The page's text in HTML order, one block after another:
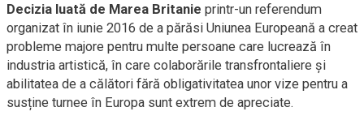
Decizia luată de Marea Britanie printr-un referendum
organizat în iunie 2016 de a părăsi Uniunea Europeană a creat
probleme majore pentru multe persoane care lucrează în
industria artistică, în care colaborările transfrontaliere și
abilitatea de a călători fără obligativitatea unor vize pentru a
susține turnee în Europa sunt extrem de apreciate.